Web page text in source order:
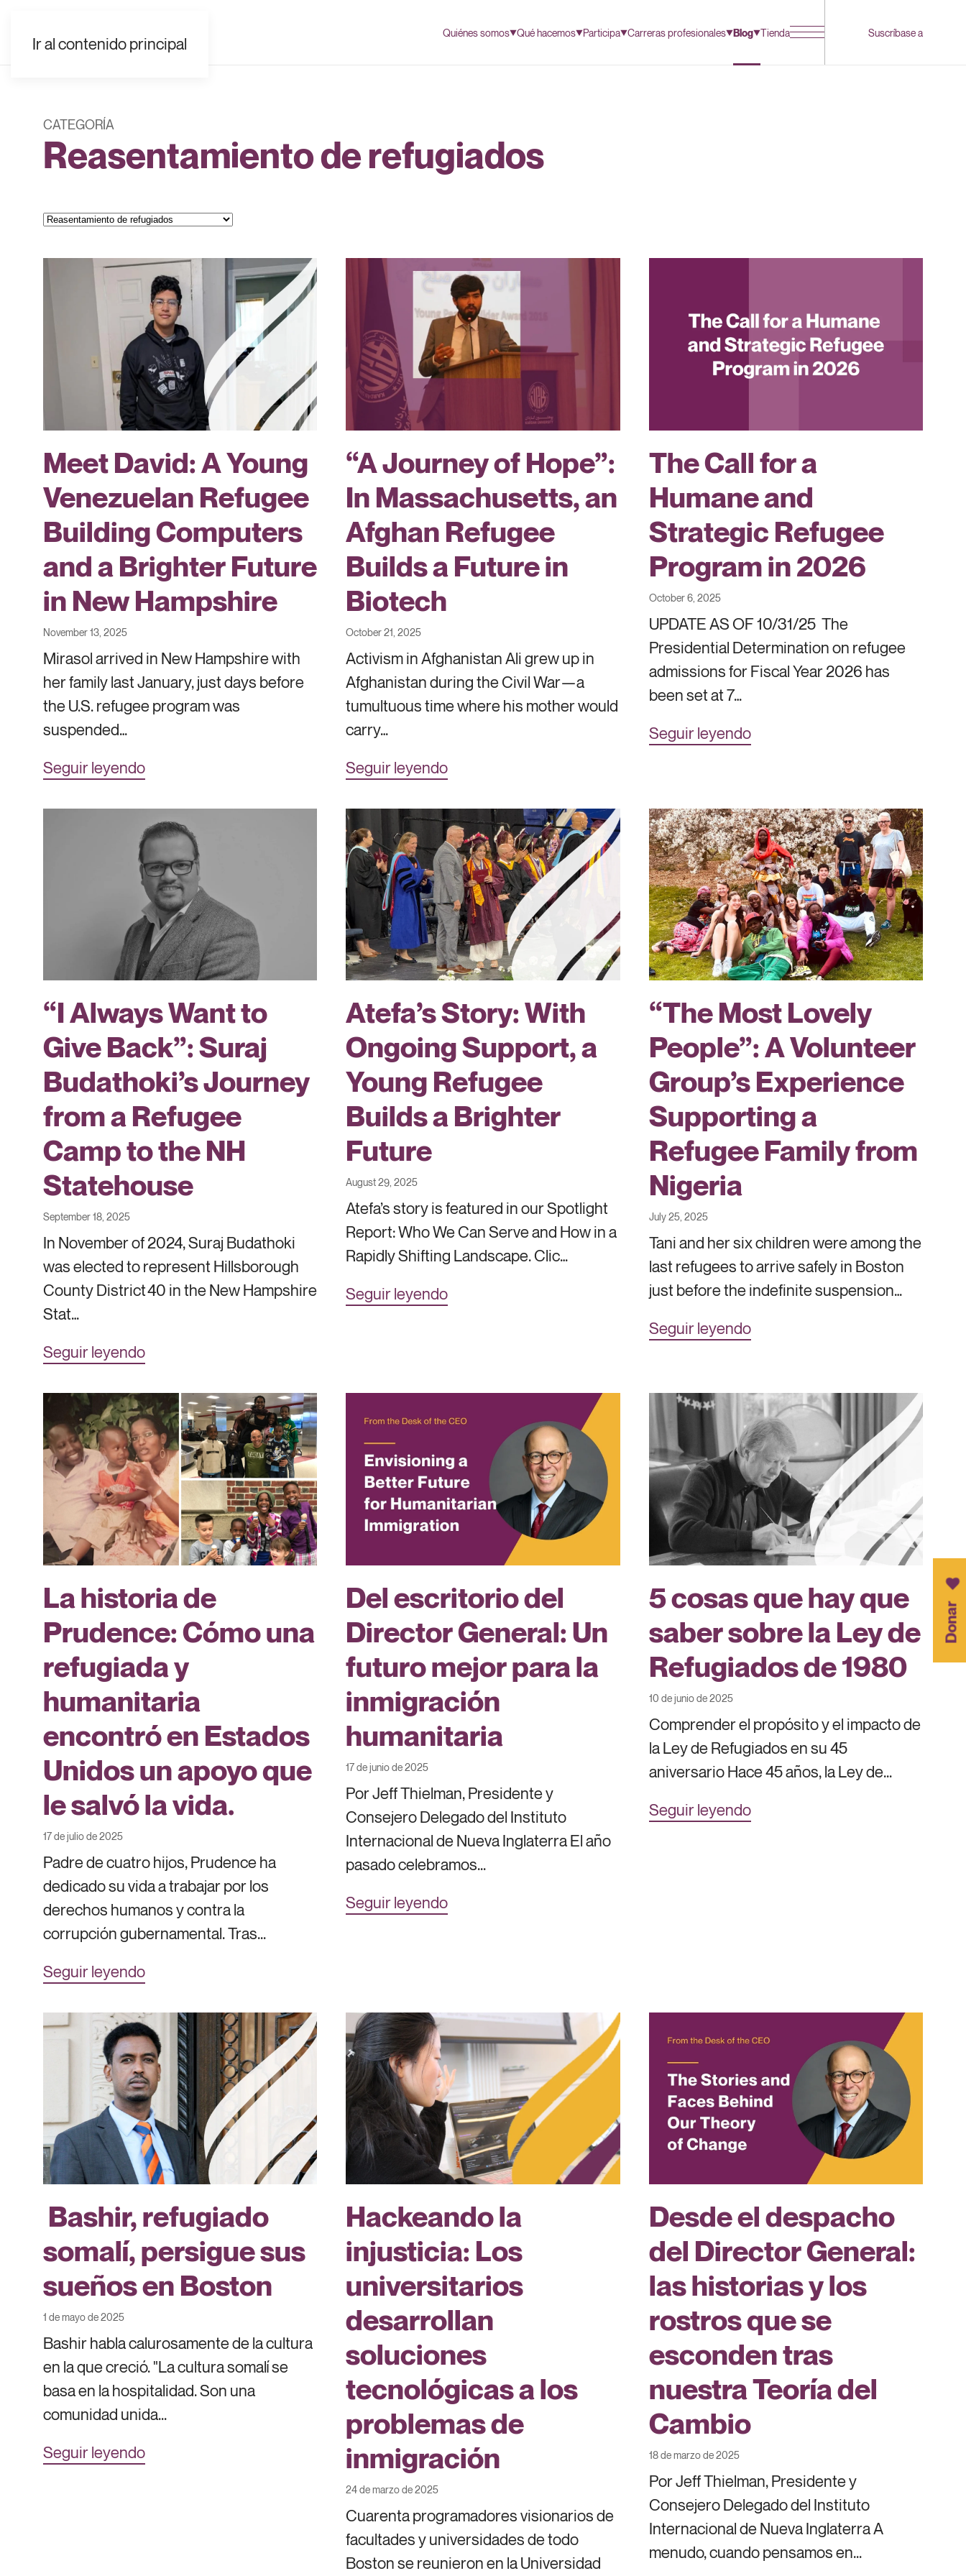
Ir al contenido principal
Quiénes somos Qué hacemos Participa Carreras profesionales Blog Tienda Suscríbase a
CATEGORÍA
Reasentamiento de refugiados
Categorías
Meet David: A Young
Venezuelan Refugee
Building Computers
and a Brighter Future
in New Hampshire
November 13, 2025
Mirasol arrived in New Hampshire with
her family last January, just days before
the U.S. refugee program was
suspended…
Seguir leyendo
“A Journey of Hope”:
In Massachusetts, an
Afghan Refugee
Builds a Future in
Biotech
October 21, 2025
Activism in Afghanistan Ali grew up in
Afghanistan during the Civil War—a
tumultuous time where his mother would
carry…
Seguir leyendo
The Call for a
Humane and
Strategic Refugee
Program in 2026
October 6, 2025
UPDATE AS OF 10/31/25 The
Presidential Determination on refugee
admissions for Fiscal Year 2026 has
been set at 7…
Seguir leyendo
“I Always Want to
Give Back”: Suraj
Budathoki’s Journey
from a Refugee
Camp to the NH
Statehouse
September 18, 2025
In November of 2024, Suraj Budathoki
was elected to represent Hillsborough
County District 40 in the New Hampshire
Stat…
Seguir leyendo
Atefa’s Story: With
Ongoing Support, a
Young Refugee
Builds a Brighter
Future
August 29, 2025
Atefa’s story is featured in our Spotlight
Report: Who We Can Serve and How in a
Rapidly Shifting Landscape. Clic…
Seguir leyendo
“The Most Lovely
People”: A Volunteer
Group’s Experience
Supporting a
Refugee Family from
Nigeria
July 25, 2025
Tani and her six children were among the
last refugees to arrive safely in Boston
just before the indefinite suspension…
Seguir leyendo
La historia de
Prudence: Cómo una
refugiada y
humanitaria
encontró en Estados
Unidos un apoyo que
le salvó la vida.
17 de julio de 2025
Padre de cuatro hijos, Prudence ha
dedicado su vida a trabajar por los
derechos humanos y contra la
corrupción gubernamental. Tras...
Seguir leyendo
Del escritorio del
Director General: Un
futuro mejor para la
inmigración
humanitaria
17 de junio de 2025
Por Jeff Thielman, Presidente y
Consejero Delegado del Instituto
Internacional de Nueva Inglaterra El año
pasado celebramos...
Seguir leyendo
5 cosas que hay que
saber sobre la Ley de
Refugiados de 1980
10 de junio de 2025
Comprender el propósito y el impacto de
la Ley de Refugiados en su 45
aniversario Hace 45 años, la Ley de...
Seguir leyendo
Bashir, refugiado
somalí, persigue sus
sueños en Boston
1 de mayo de 2025
Bashir habla calurosamente de la cultura
en la que creció. "La cultura somalí se
basa en la hospitalidad. Son una
comunidad unida...
Seguir leyendo
Hackeando la
injusticia: Los
universitarios
desarrollan
soluciones
tecnológicas a los
problemas de
inmigración
24 de marzo de 2025
Cuarenta programadores visionarios de
facultades y universidades de todo
Boston se reunieron en la Universidad
Desde el despacho
del Director General:
las historias y los
rostros que se
esconden tras
nuestra Teoría del
Cambio
18 de marzo de 2025
Por Jeff Thielman, Presidente y
Consejero Delegado del Instituto
Internacional de Nueva Inglaterra A
menudo, cuando pensamos en...
Donar